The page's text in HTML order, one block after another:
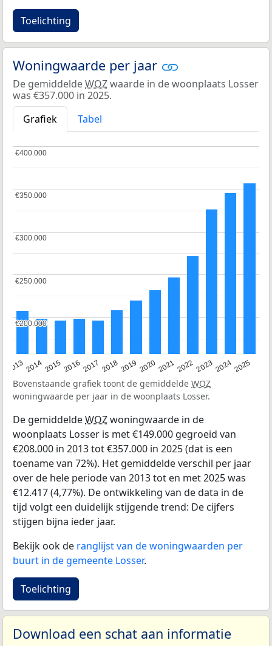
Toelichting
Woningwaarde per jaar
De gemiddeldeWOZwaarde in de woonplaats Losser
was €357.000 in 2025.
Grafiek
Tabel
20132014201520162017 20182019 202020212022202320242025
€200.000
€200.000
€250.000
€250.000
€300.000
€300.000
€350.000
€350.000
€400.000
€400.000
Bovenstaande grafiek toont de gemiddelde WOZ
woningwaarde per jaar in de woonplaats Losser.
De gemiddeldeWOZwoningwaarde in de
woonplaats Losser is met €149.000 gegroeid van
€208.000 in 2013 tot €357.000 in 2025 (dat is een
toename van 72%). Het gemiddelde verschil per jaar
over de hele periode van 2013 tot en met 2025 was
€12.417 (4,77%). De ontwikkeling van de data in de
tijd volgt een duidelijk stijgende trend: De cijfers
stijgen bijna ieder jaar.
Bekijk ook de ranglijst van de woningwaarden per
buurt in de gemeente Losser.
Toelichting
Download een schat aan informatie